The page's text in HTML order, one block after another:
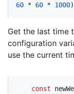
60 * 60 * 1000
Get the last time
configuration
use the current
const